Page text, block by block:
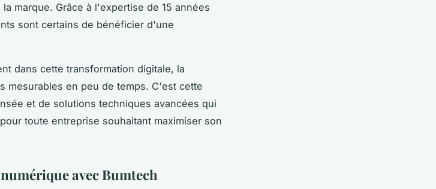
marque. Grâce à l'expertise de 15 années
sont certains de bénéficier d'une
dans cette transformation digitale, la
mesurables en peu de temps. C'est cette
et de solutions techniques avancées qui
toute entreprise souhaitant maximiser son
avec Bumtech